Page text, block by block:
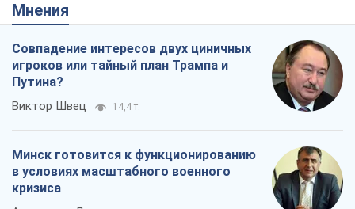
Мнения
Совпадение интересов двух циничных
игроков или тайный план Трампа и
Путина?
Виктор Швец 14,4 т.
Минск готовится к функционированию
в условиях масштабного военного
кризиса